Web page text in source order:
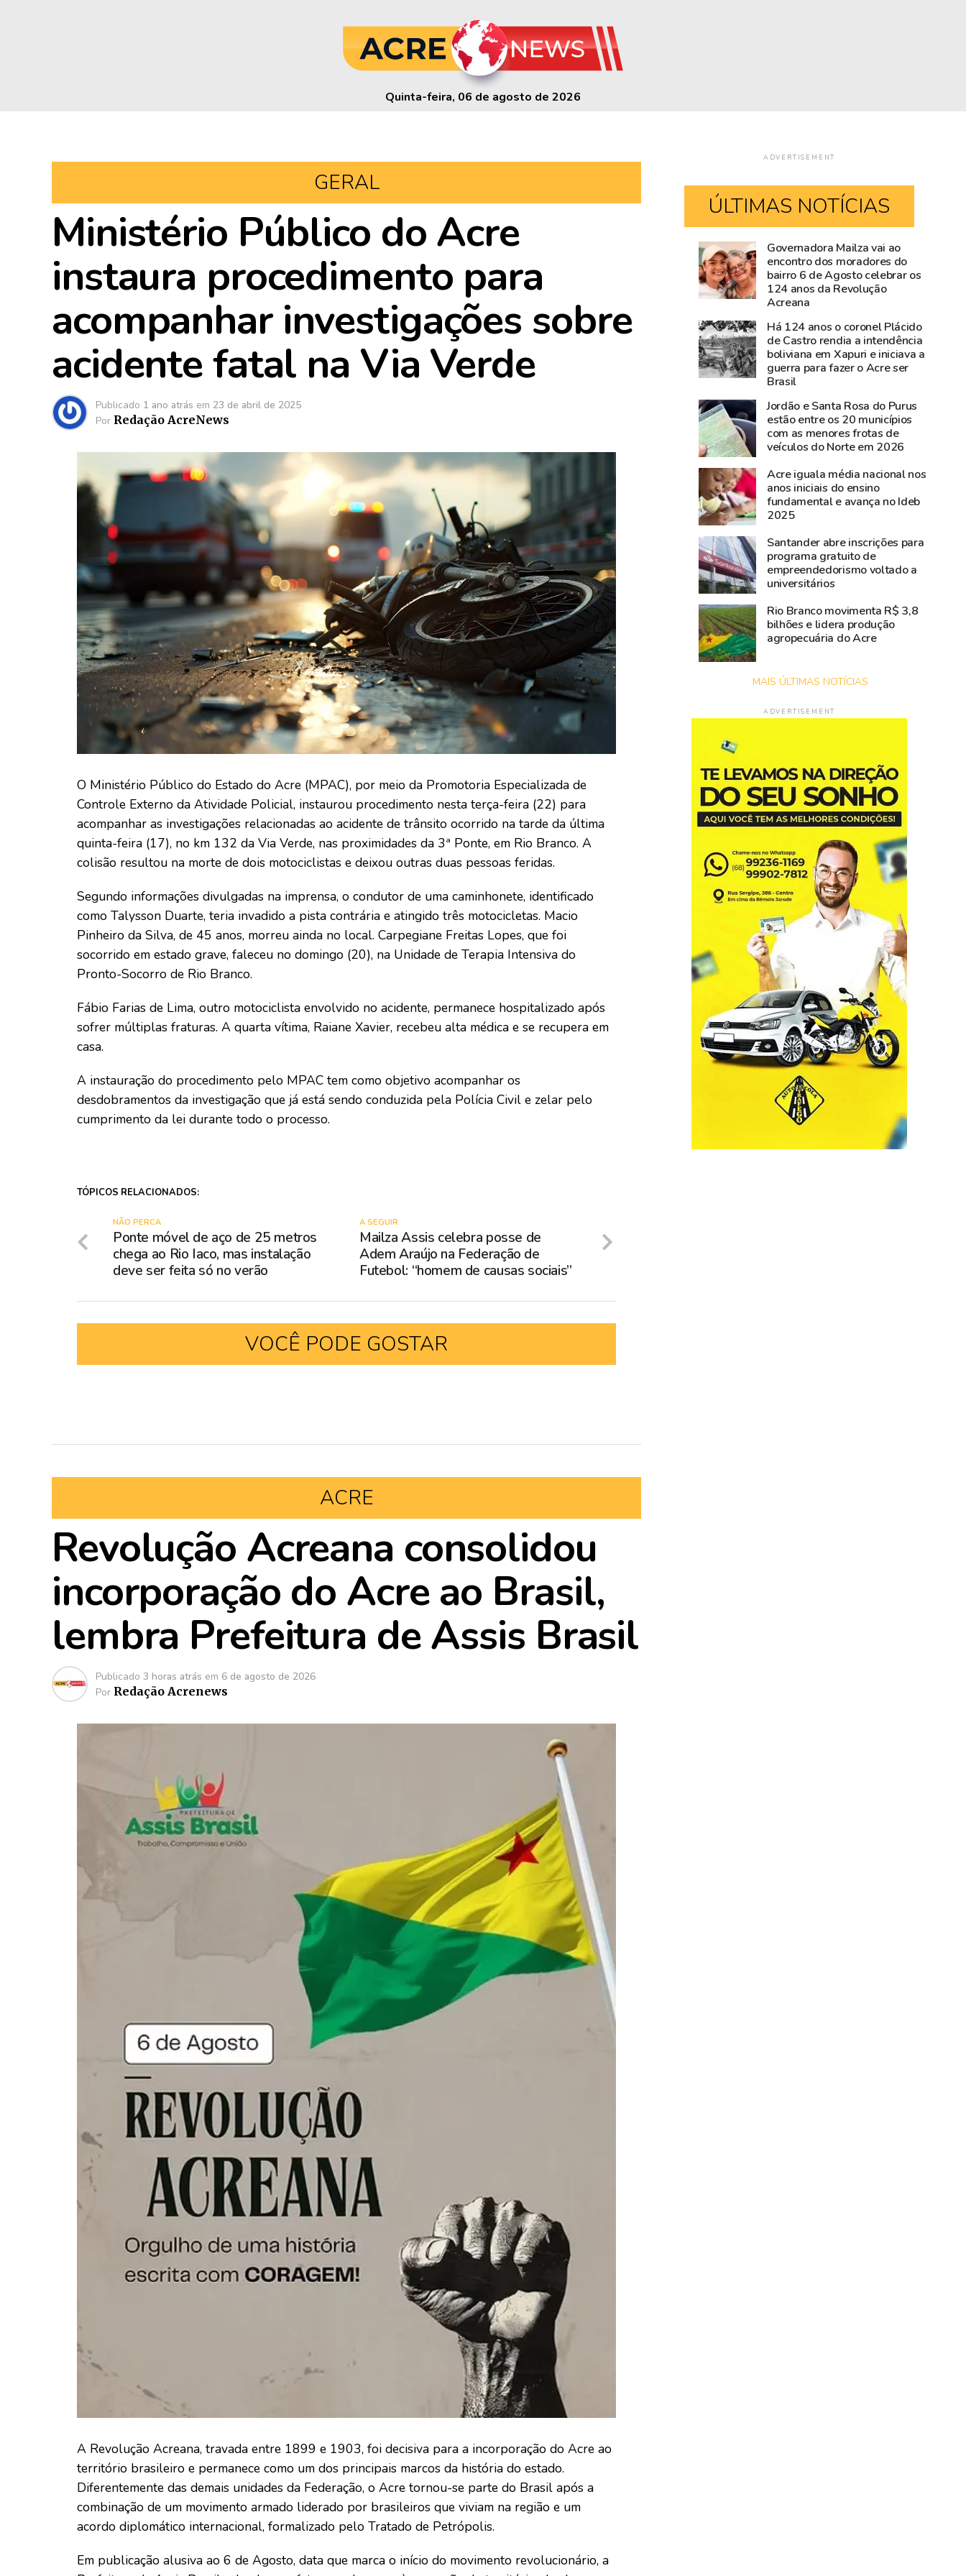
Quinta-feira, 06 de agosto de 2026
GERAL
Ministério Público do Acre
instaura procedimento para
acompanhar investigações sobre
acidente fatal na Via Verde
Publicado 1 ano atrás em 23 de abril de 2025
Por Redação AcreNews
O Ministério Público do Estado do Acre (MPAC), por meio da Promotoria Especializada de
Controle Externo da Atividade Policial, instaurou procedimento nesta terça-feira (22) para
acompanhar as investigações relacionadas ao acidente de trânsito ocorrido na tarde da última
quinta-feira (17), no km 132 da Via Verde, nas proximidades da 3ª Ponte, em Rio Branco. A
colisão resultou na morte de dois motociclistas e deixou outras duas pessoas feridas.
Segundo informações divulgadas na imprensa, o condutor de uma caminhonete, identificado
como Talysson Duarte, teria invadido a pista contrária e atingido três motocicletas. Macio
Pinheiro da Silva, de 45 anos, morreu ainda no local. Carpegiane Freitas Lopes, que foi
socorrido em estado grave, faleceu no domingo (20), na Unidade de Terapia Intensiva do
Pronto-Socorro de Rio Branco.
Fábio Farias de Lima, outro motociclista envolvido no acidente, permanece hospitalizado após
sofrer múltiplas fraturas. A quarta vítima, Raiane Xavier, recebeu alta médica e se recupera em
casa.
A instauração do procedimento pelo MPAC tem como objetivo acompanhar os
desdobramentos da investigação que já está sendo conduzida pela Polícia Civil e zelar pelo
cumprimento da lei durante todo o processo.
TÓPICOS RELACIONADOS:
A SEGUIR
Mailza Assis celebra posse de
Adem Araújo na Federação de
Futebol: “homem de causas sociais”
NÃO PERCA
Ponte móvel de aço de 25 metros
chega ao Rio Iaco, mas instalação
deve ser feita só no verão
VOCÊ PODE GOSTAR
ACRE
Revolução Acreana consolidou
incorporação do Acre ao Brasil,
lembra Prefeitura de Assis Brasil
Publicado 3 horas atrás em 6 de agosto de 2026
Por Redação Acrenews
A Revolução Acreana, travada entre 1899 e 1903, foi decisiva para a incorporação do Acre ao
território brasileiro e permanece como um dos principais marcos da história do estado.
Diferentemente das demais unidades da Federação, o Acre tornou-se parte do Brasil após a
combinação de um movimento armado liderado por brasileiros que viviam na região e um
acordo diplomático internacional, formalizado pelo Tratado de Petrópolis.
Em publicação alusiva ao 6 de Agosto, data que marca o início do movimento revolucionário, a
ADVERTISEMENT
ÚLTIMAS NOTÍCIAS
Casamento
coletivo
será
nesta
sexta-
feira,
na
Expoacre
Escola
Rural
Ercília
Gomes
conquista
primeiro
lugar
no
Ideb
Governadora Mailza vai ao
encontro dos moradores do
bairro 6 de Agosto celebrar os
124 anos da Revolução
Acreana
Há 124 anos o coronel Plácido
de Castro rendia a intendência
boliviana em Xapuri e iniciava a
guerra para fazer o Acre ser
Brasil
Jordão e Santa Rosa do Purus
estão entre os 20 municípios
com as menores frotas de
veículos do Norte em 2026
Acre iguala média nacional nos
anos iniciais do ensino
fundamental e avança no Ideb
2025
Santander abre inscrições para
programa gratuito de
empreendedorismo voltado a
universitários
Rio Branco movimenta R$ 3,8
bilhões e lidera produção
agropecuária do Acre
MAIS ÚLTIMAS NOTÍCIAS
ADVERTISEMENT